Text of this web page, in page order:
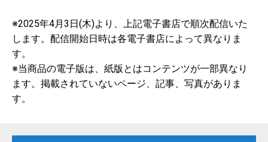
※2025年4月3日(木)より、上記電子書店で順次配信いた
します。配信開始日時は各電子書店によって異なりま
す。
※当商品の電子版は、紙版とはコンテンツが一部異なり
ます。掲載されていないページ、記事、写真がありま
す。